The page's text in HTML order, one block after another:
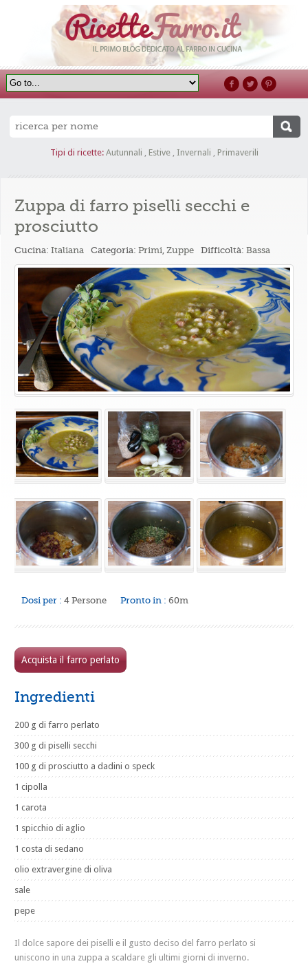
Tipi di ricette: Autunnali , Estive, Invernali , Primaverili
Zuppa di farro piselli secchi e
prosciutto
Cucina:Italiana Categoria:Primi,Zuppe Difficoltà:Bassa
Dosi per : 4 Persone Pronto in : 60m
Acquista il farro perlato
Ingredienti
200 g di farro perlato
300 g di piselli secchi
100 g di prosciutto a dadini o speck
1 cipolla
1 carota
1 spicchio di aglio
1 costa di sedano
olio extravergine di oliva
sale
pepe
Il dolce sapore dei piselli e il gusto deciso del farro perlato si
uniscono in una zuppa a scaldare gli ultimi giorni di inverno.